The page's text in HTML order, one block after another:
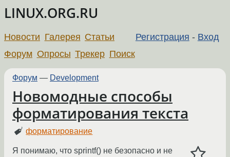
LINUX.ORG.RU
Регистрация - Вход
Новости Галерея Статьи
Форум Опросы Трекер Поиск
Форум — Development
Новомодные способы
форматирования текста
форматирование
Я понимаю, что sprintf() не безопасно и не